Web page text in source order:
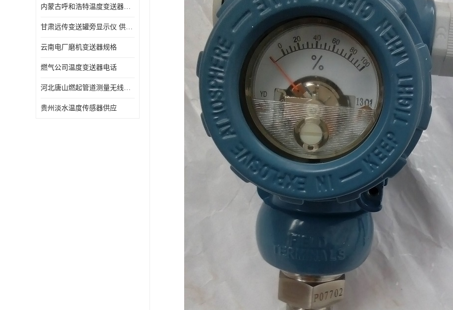
内蒙古呼和浩特温度变送器配套罐旁显示仪供应 性能稳定
甘肃远传变送罐旁显示仪 供应及时
云南电厂磨机变送器规格
燃气公司温度变送器电话
河北唐山燃起管道测量无线压力变送器型号 性能稳定
贵州淡水温度传感器供应